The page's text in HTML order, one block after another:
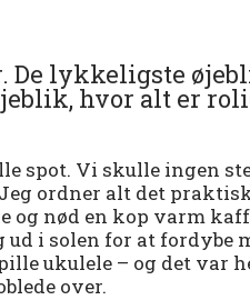
De lykkeligste
hvor alt er
spot. Vi skulle ingen
ordner alt det
og nød en kop varm
i solen for at fordybe
ukulele – og det var
over.